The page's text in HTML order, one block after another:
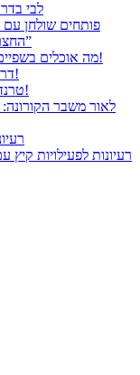
לבי
פותחים שולחן
החצר האחורית – מתחם “חוצות שפיים”
מה אוכלים בשפיים: פוד טראקס משגעים בלי תו ירוק!
דרכים יעילות להעביר את הקיץ במזגן!
טרנדים קיץ 2020 אצלנו בחוצות שפיים!
לאור משבר
רעיונות לפעילויות